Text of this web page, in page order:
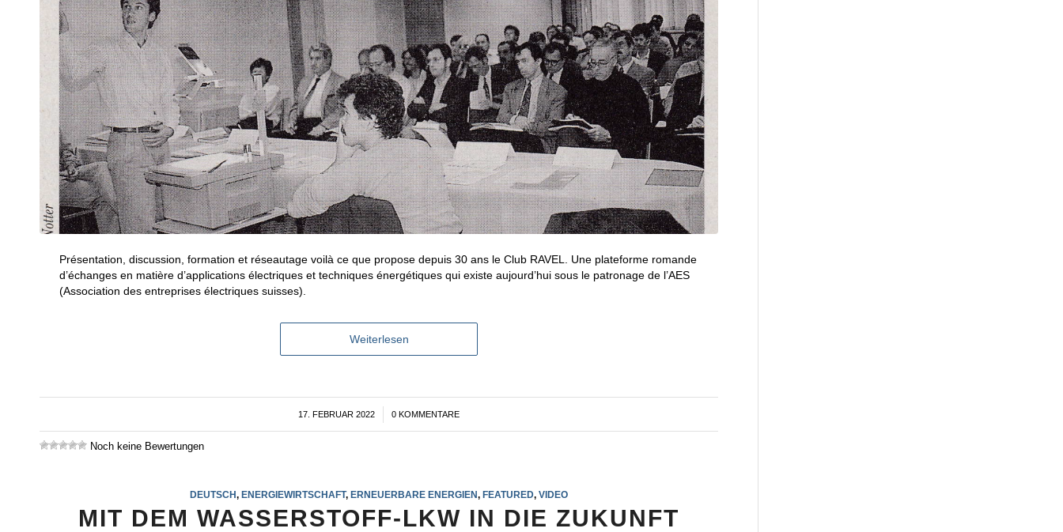
Présentation, discussion, formation et réseautage voilà ce que propose depuis 30 ans le Club RAVEL. Une plateforme romande
d’échanges en matière d’applications électriques et techniques énergétiques qui existe aujourd’hui sous le patronage de l’AES
(Association des entreprises électriques suisses).
Weiterlesen
17. FEBRUAR 2022
/ 0 KOMMENTARE
Noch keine Bewertungen
DEUTSCH ,ENERGIEWIRTSCHAFT,ERNEUERBARE ENERGIEN ,FEATURED ,VIDEO
MIT DEM WASSERSTOFF-LKW IN DIE ZUKUNFT